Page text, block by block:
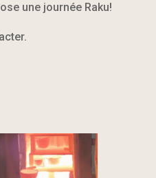
une journée Raku!